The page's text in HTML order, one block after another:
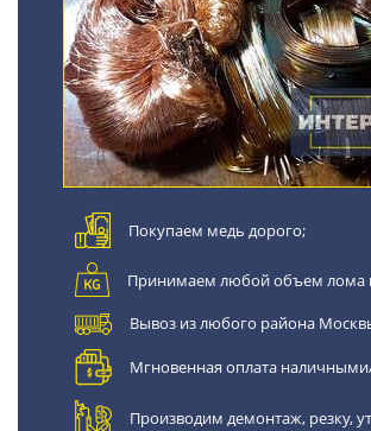
Покупаем медь дорого;
Принимаем любой объем лома
Вывоз из любого района
Мгновенная оплата
Производим демонтаж, резку,